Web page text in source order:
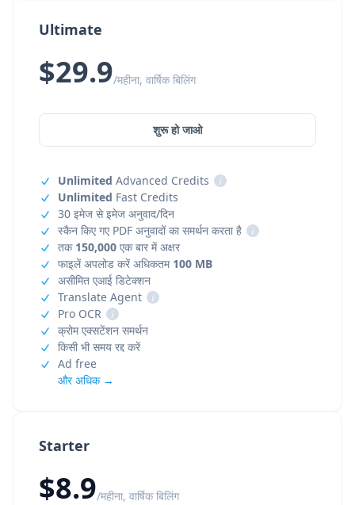
Starter
$8.9/महीना, वार्षिक बिलिंग
Ultimate
$29.9/महीना, वार्षिक बिलिंग
शुरू हो जाओ
Unlimited Advanced Credits
i
Unlimited Fast Credits
30 इमेज से इमेज अनुवाद/दिन
स्कैन किए गए PDF अनुवादों का समर्थन करता है
i
तक 150,000 एक बार में अक्षर
फाइलें अपलोड करें अधिकतम 100 MB
असीमित एआई डिटेक्शन
Translate Agent
i
Pro OCR
i
क्रोम एक्सटेंशन समर्थन
किसी भी समय रद्द करें
Ad free
और अधिक →